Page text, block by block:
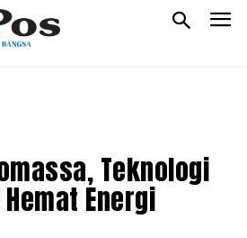
Teknologi
Energi